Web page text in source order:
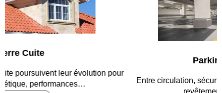
Entre circulation, sécurisation des accès, durabilité des